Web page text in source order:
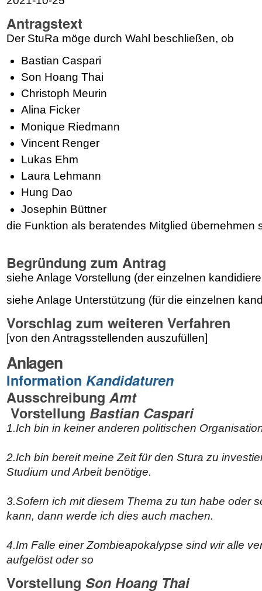
Antragstext
Der StuRa möge durch Wahl beschließen, ob
Bastian Caspari
Son Hoang Thai
Christoph Meurin
Alina Ficker
Monique Riedmann
Vincent Renger
Lukas Ehm
Laura Lehmann
Hung Dao
Josephin Büttner
die Funktion als beratendes Mitglied übernehmen
Begründung zum Antrag
siehe Anlage Vorstellung (der einzelnen
siehe Anlage Unterstützung (für die einzelnen
Vorschlag zum weiteren Verfahren
[von den Antragsstellenden auszufüllen]
Anlagen
Information Kandidaturen
Ausschreibung Amt
Vorstellung Bastian Caspari
1.Ich bin in keiner anderen politischen
2.Ich bin bereit meine Zeit für den Stura zu
Studium und Arbeit benötige.
3.Sofern ich mit diesem Thema zu tun habe oder
kann, dann werde ich dies auch machen.
4.Im Falle einer Zombieapokalypse sind wir alle
aufgelöst oder so
Vorstellung Son Hoang Thai